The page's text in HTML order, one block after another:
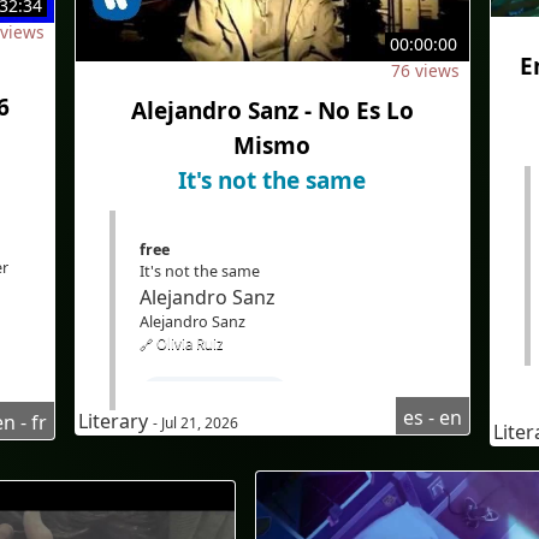
#Traduction
#IA
#EdTech
#eLearning
- fr
00:00:00
76 views
Alejandro Sanz - No Es Lo
Mismo
It's not the same
free
It's not the same
Alejandro Sanz
Alejandro Sanz
🔗 Olivia Ruiz
#Spanishcourseforenglishspeaker
#Spanishlisteningcomprehension
#Audioenespañol
Literary - Jul 21, 2026 es - en